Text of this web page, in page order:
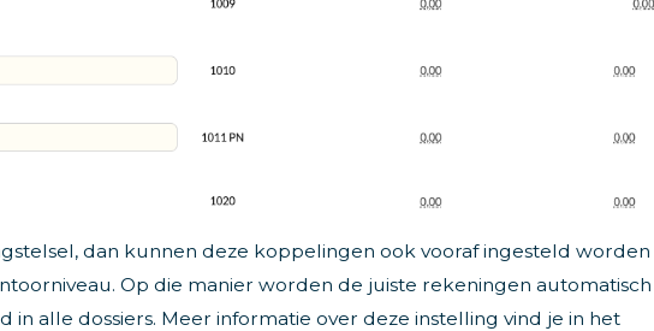
dan kunnen deze koppelingen ook vooraf ingesteld worden
Op die manier worden de juiste rekeningen automatisch
alle dossiers. Meer informatie over deze instelling vind je in het